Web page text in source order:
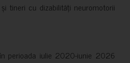
tineri cu dizabilități neuromotorii
perioada iulie 2020-iunie 2026